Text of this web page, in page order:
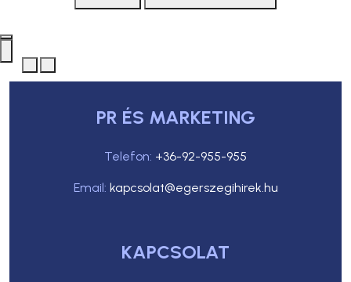
PR ÉS MARKETING
Telefon: +36-92-955-955
Email: kapcsolat@egerszegihirek.hu
KAPCSOLAT